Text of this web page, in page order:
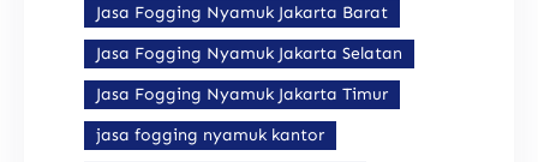
Jasa Fogging Nyamuk Jakarta Barat
Jasa Fogging Nyamuk Jakarta Selatan
Jasa Fogging Nyamuk Jakarta Timur
jasa fogging nyamuk kantor